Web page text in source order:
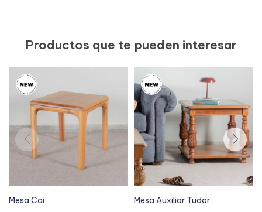
Productos que te pueden interesar
Mesa Cai Mesa Auxiliar Tudor